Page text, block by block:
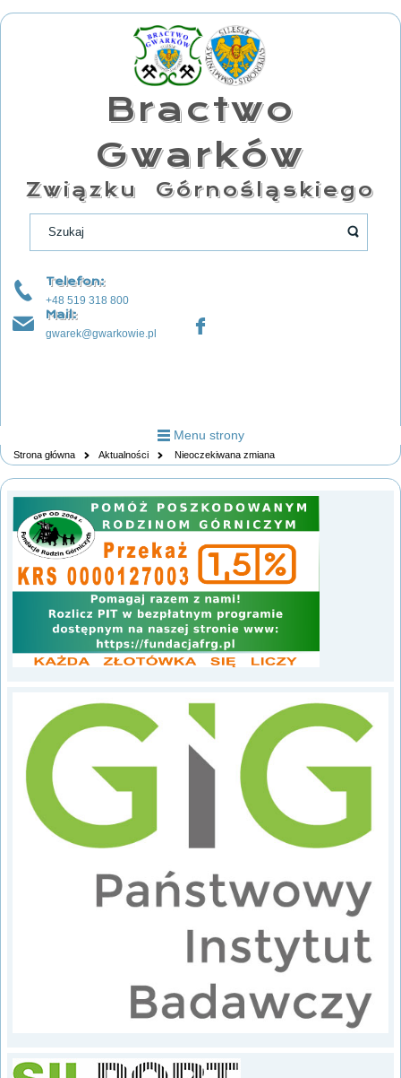
Bractwo
Gwarków
Związku Górnośląskiego
Telefon:
+48 519 318 800
Mail:
gwarek@gwarkowie.pl
Menu strony
Strona główna Aktualności Nieoczekiwana zmiana